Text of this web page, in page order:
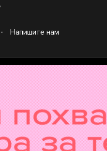
Напишите нам